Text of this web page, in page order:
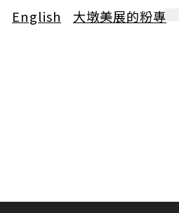
English 大墩美展的粉專